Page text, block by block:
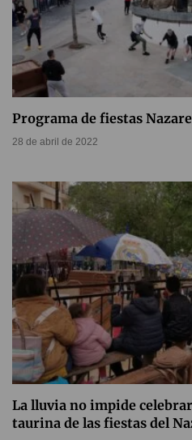
Programa de fiestas
28 de abril de 2022
La lluvia no impide
taurina de las fiestas del